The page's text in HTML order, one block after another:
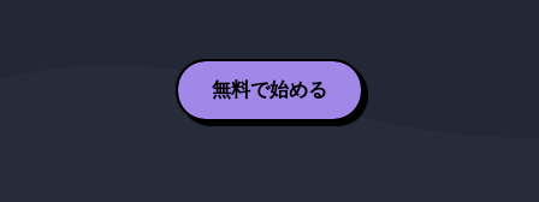
無料で始める